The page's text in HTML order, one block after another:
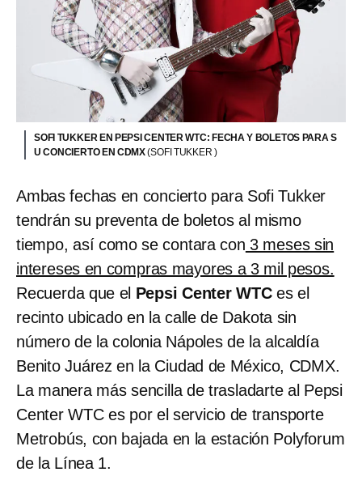
SOFI TUKKER EN PEPSI CENTER WTC: FECHA Y BOLETOS PARA S
U CONCIERTO EN CDMX(SOFI TUKKER )
Ambas fechas en concierto para Sofi Tukker
tendrán su preventa de boletos al mismo
tiempo, así como se contara con 3 meses sin
intereses en compras mayores a 3 mil pesos.
Recuerda que el Pepsi Center WTCes el
recinto ubicado en la calle de Dakota sin
número de la colonia Nápoles de la alcaldía
Benito Juárez en la Ciudad de México, CDMX.
La manera más sencilla de trasladarte al Pepsi
Center WTC es por el servicio de transporte
Metrobús, con bajada en la estación Polyforum
de la Línea 1.